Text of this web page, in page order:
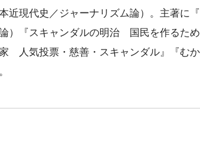
近現代史／ジャーナリズム論）。主著に
）『スキャンダルの明治 国民を作るた
人気投票・慈善・スキャンダル』『む